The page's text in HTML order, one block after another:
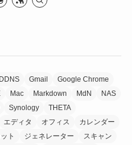
DDNS Gmail
Google Chrome
Mac Markdown MdN
NAS
Synology
THETA
エディタ オフィス
カレンダー
ト ジェネレーター
スキャン